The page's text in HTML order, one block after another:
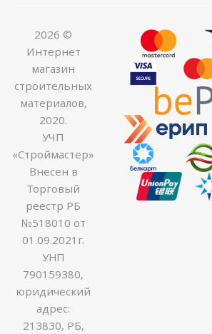
2026 ©
Интернет
магазин
строительных
материалов,
2020.
УЧП
«Строймастер»
Внесен в
Торговый
реестр РБ
№518010 от
01.09.2021г.
УНП
790159380,
юридический
адрес:
213830, РБ,